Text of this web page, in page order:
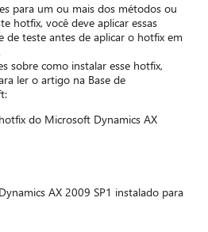
para um ou mais dos métodos ou
hotfix, você deve aplicar essas
de teste antes de aplicar o hotfix em
sobre como instalar esse hotfix,
ler o artigo na Base de
do Microsoft Dynamics AX
AX 2009 SP1 instalado para